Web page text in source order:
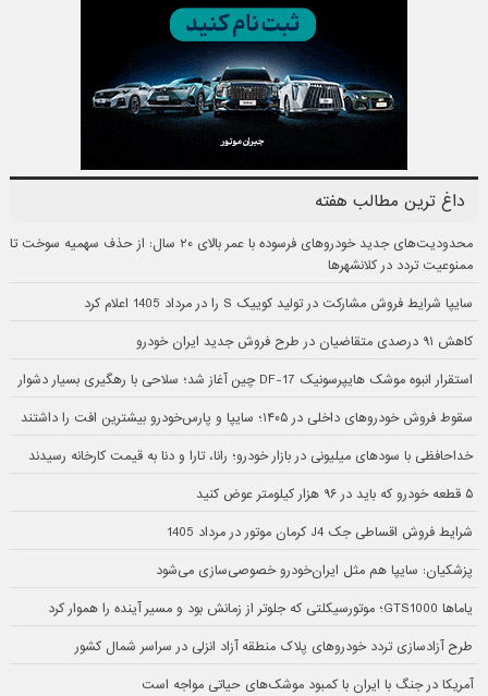
داغ ترین مطالب هفته
محدودیت‌های جدید خودروهای فرسوده با عمر بالای ۲۰ سال: از حذف سهمیه سوخت تا
ممنوعیت تردد در کلانشهرها
سایپا شرایط فروش مشارکت در تولید کوییک S را در مرداد 1405 اعلام کرد
کاهش ۹۱ درصدی متقاضیان در طرح فروش جدید ایران خودرو
استقرار انبوه موشک هایپرسونیک DF-17 چین آغاز شد؛ سلاحی با رهگیری بسیار دشوار
سقوط فروش خودروهای داخلی در ۱۴۰۵؛ سایپا و پارس‌خودرو بیشترین افت را داشتند
خداحافظی با سودهای میلیونی در بازار خودرو؛ رانا، تارا و دنا به قیمت کارخانه رسیدند
۵ قطعه خودرو که باید در ۹۶ هزار کیلومتر عوض کنید
شرایط فروش اقساطی جک J4 کرمان موتور در مرداد 1405
پزشکیان: سایپا هم مثل ایران‌خودرو خصوصی‌سازی می‌شود
یاماها GTS1000؛ موتورسیکلتی که جلوتر از زمانش بود و مسیر آینده را هموار کرد
طرح آزادسازی تردد خودروهای پلاک منطقه آزاد انزلی در سراسر شمال کشور
آمریکا در جنگ با ایران با کمبود موشک‌های حیاتی مواجه است